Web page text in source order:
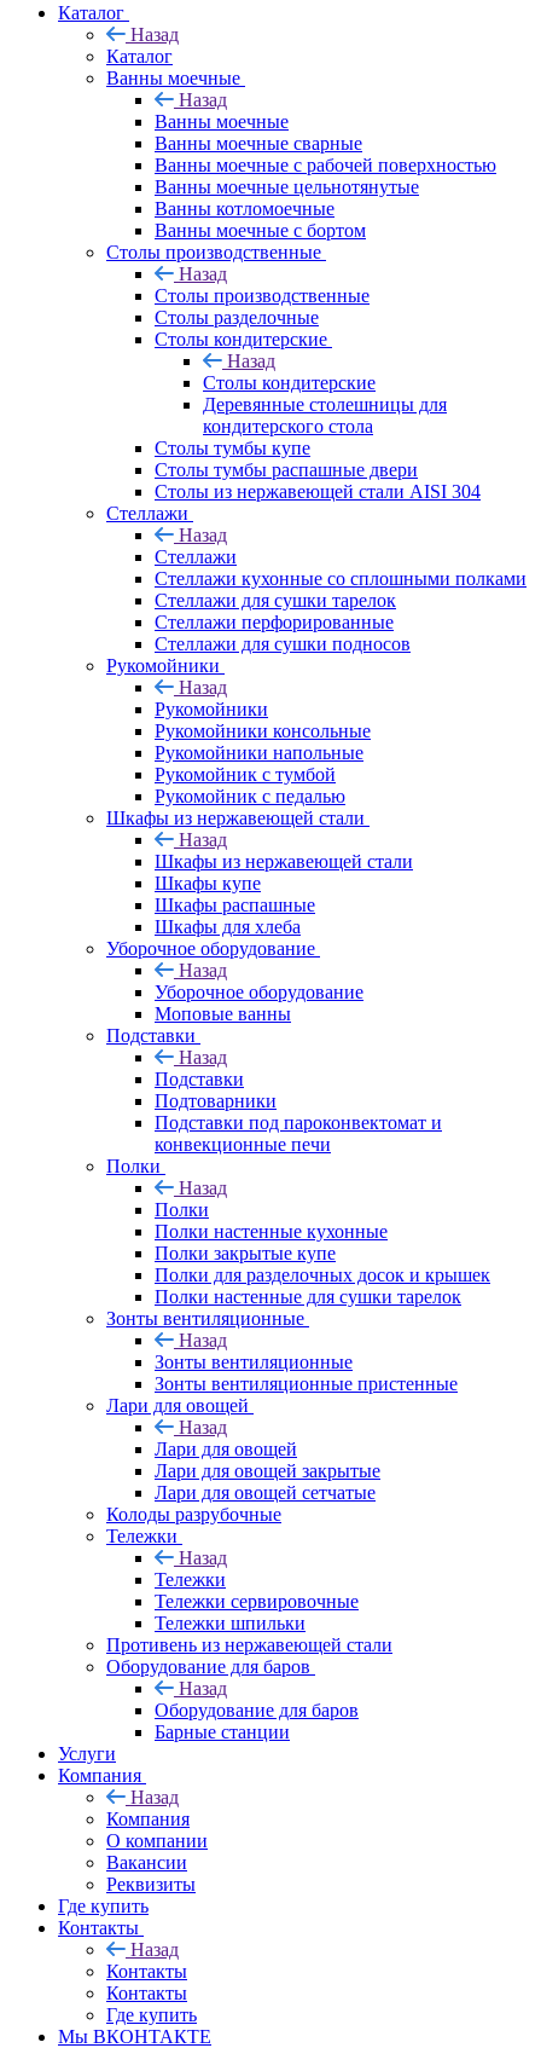
Каталог
Назад
Каталог
Ванны моечные
Назад
Ванны моечные
Ванны моечные сварные
Ванны моечные с рабочей поверхностью
Ванны моечные цельнотянутые
Ванны котломоечные
Ванны моечные с бортом
Столы производственные
Назад
Столы производственные
Столы разделочные
Столы кондитерские
Назад
Столы кондитерские
Деревянные столешницы для
кондитерского стола
Столы тумбы купе
Столы тумбы распашные двери
Столы из нержавеющей стали AISI 304
Стеллажи
Назад
Стеллажи
Стеллажи кухонные со сплошными полками
Стеллажи для сушки тарелок
Стеллажи перфорированные
Стеллажи для сушки подносов
Рукомойники
Назад
Рукомойники
Рукомойники консольные
Рукомойники напольные
Рукомойник с тумбой
Рукомойник с педалью
Шкафы из нержавеющей стали
Назад
Шкафы из нержавеющей стали
Шкафы купе
Шкафы распашные
Шкафы для хлеба
Уборочное оборудование
Назад
Уборочное оборудование
Моповые ванны
Подставки
Назад
Подставки
Подтоварники
Подставки под пароконвектомат и
конвекционные печи
Полки
Назад
Полки
Полки настенные кухонные
Полки закрытые купе
Полки для разделочных досок и крышек
Полки настенные для сушки тарелок
Зонты вентиляционные
Назад
Зонты вентиляционные
Зонты вентиляционные пристенные
Лари для овощей
Назад
Лари для овощей
Лари для овощей закрытые
Лари для овощей сетчатые
Колоды разрубочные
Тележки
Назад
Тележки
Тележки сервировочные
Тележки шпильки
Противень из нержавеющей стали
Оборудование для баров
Назад
Оборудование для баров
Барные станции
Услуги
Компания
Назад
Компания
О компании
Вакансии
Реквизиты
Где купить
Контакты
Назад
Контакты
Контакты
Где купить
Мы ВКОНТАКТЕ